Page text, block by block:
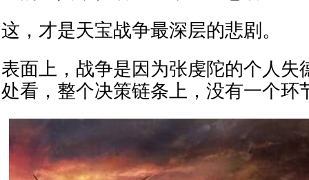
这，才是天宝战争最深层的悲剧。
表面上，战争是因为张虔陀的个人失
处看，整个决策链条上，没有一个环